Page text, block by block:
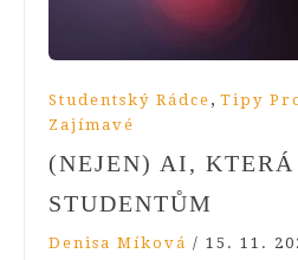
Studentský Rádce , Tipy
Zajímavé
(NEJEN) AI,
STUDENTŮM
Denisa Míková / 15. 11.